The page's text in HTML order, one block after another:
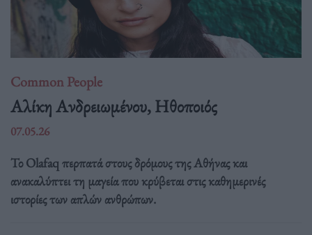
Common People
Αλίκη Ανδρειωμένου, Ηθοποιός
07.05.26
Το Olafaq περπατά στους δρόμους της Αθήνας και
ανακαλύπτει τη μαγεία που κρύβεται στις καθημερινές
ιστορίες των απλών ανθρώπων.